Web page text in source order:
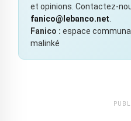
et opinions. Contactez-
fanico@lebanco.net
Fanico : espace
malinké